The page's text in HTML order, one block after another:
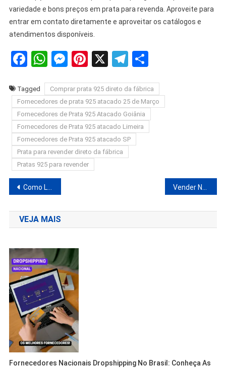
variedade e bons preços em prata para revenda. Aproveite para
entrar em contato diretamente e aproveitar os catálogos e
atendimentos disponíveis.
Facebook
WhatsApp
Messenger
Pinterest
X Telegram
Tagged
Comprar prata 925 direto da fábrica
Fornecedores de prata 925 atacado 25 de Março
Fornecedores de Prata 925 Atacado Goiânia
Fornecedores de Prata 925 atacado Limeira
Fornecedores de Prata 925 atacado SP
Prata para revender direto da fábrica
Pratas 925 para revender
Navegação
de
Post
Como Lucrar na Internet: R$ 298 Mil em 32 Meses Vendendo Apenas um Produto Vender No Mercado Livre e Shopee é Perda De Tempo Em 2025? Quais Produtos Anunciar
VEJA MAIS
Fornecedores Nacionais Dropshipping No Brasil: Conheça As